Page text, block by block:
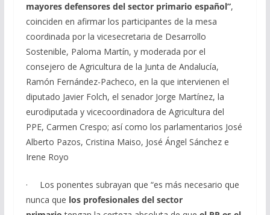
mayores defensores del sector primario español”,
coinciden en afirmar los participantes de la mesa
coordinada por la vicesecretaria de Desarrollo
Sostenible, Paloma Martín, y moderada por el
consejero de Agricultura de la Junta de Andalucía,
Ramón Fernández-Pacheco, en la que intervienen el
diputado Javier Folch, el senador Jorge Martínez, la
eurodiputada y vicecoordinadora de Agricultura del
PPE, Carmen Crespo; así como los parlamentarios José
Alberto Pazos, Cristina Maiso, José Ángel Sánchez e
Irene Royo
· Los ponentes subrayan que “es más necesario que
nunca que los profesionales del sector